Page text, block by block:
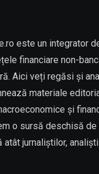
este un integrator
financiare non-
Aici veți regăsi și
materiale
și
o sursă deschisă
jurnaliștilor,